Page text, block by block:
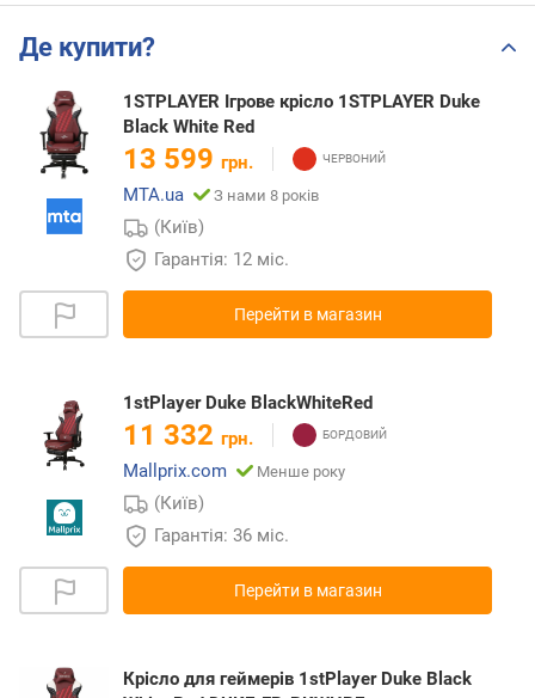
Де купити?
1STPLAYER Ігрове крісло 1STPLAYER Duke
Black White Red
13 599 грн.
MTA.ua
З нами 8 років
(Київ)
Гарантія: 12 міс.
Перейти в магазин
1stPlayer Duke BlackWhiteRed
11 332 грн.
Mallprix.com
Менше року
(Київ)
Гарантія: 36 міс.
Перейти в магазин
Крісло для геймерів 1stPlayer Duke Black